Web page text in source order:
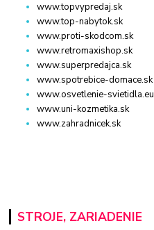
www.topvypredaj.sk
www.top-nabytok.sk
www.proti-skodcom.sk
www.retromaxishop.sk
www.superpredajca.sk
www.spotrebice-domace.sk
www.osvetlenie-svietidla.eu
www.uni-kozmetika.sk
www.zahradnicek.sk
STROJE, ZARIADENIE